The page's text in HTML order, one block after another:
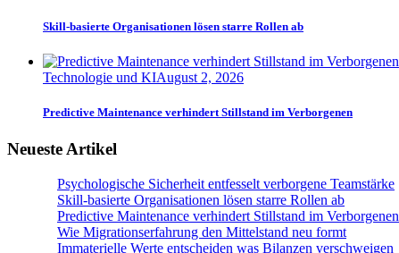
Skill-basierte Organisationen lösen starre Rollen ab
Technologie und KIAugust 2, 2026
Predictive Maintenance verhindert Stillstand im Verborgenen
Neueste Artikel
Psychologische Sicherheit entfesselt verborgene Teamstärke
Skill-basierte Organisationen lösen starre Rollen ab
Predictive Maintenance verhindert Stillstand im Verborgenen
Wie Migrationserfahrung den Mittelstand neu formt
Immaterielle Werte entscheiden was Bilanzen verschweigen